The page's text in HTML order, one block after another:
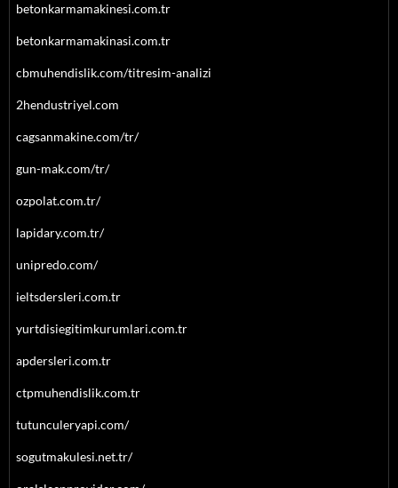
betonkarmamakinesi.com.tr
betonkarmamakinasi.com.tr
cbmuhendislik.com/titresim-analizi
2hendustriyel.com
cagsanmakine.com/tr/
gun-mak.com/tr/
ozpolat.com.tr/
lapidary.com.tr/
unipredo.com/
ieltsdersleri.com.tr
yurtdisiegitimkurumlari.com.tr
apdersleri.com.tr
ctpmuhendislik.com.tr
tutunculeryapi.com/
sogutmakulesi.net.tr/